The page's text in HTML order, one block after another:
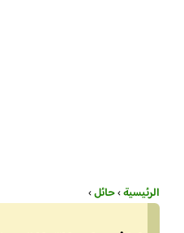
الرئيسية›حائل›